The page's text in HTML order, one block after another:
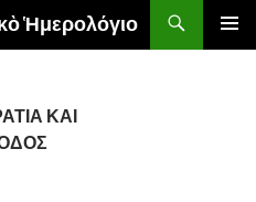
Ἡμερολόγιο
ΚΑΙ